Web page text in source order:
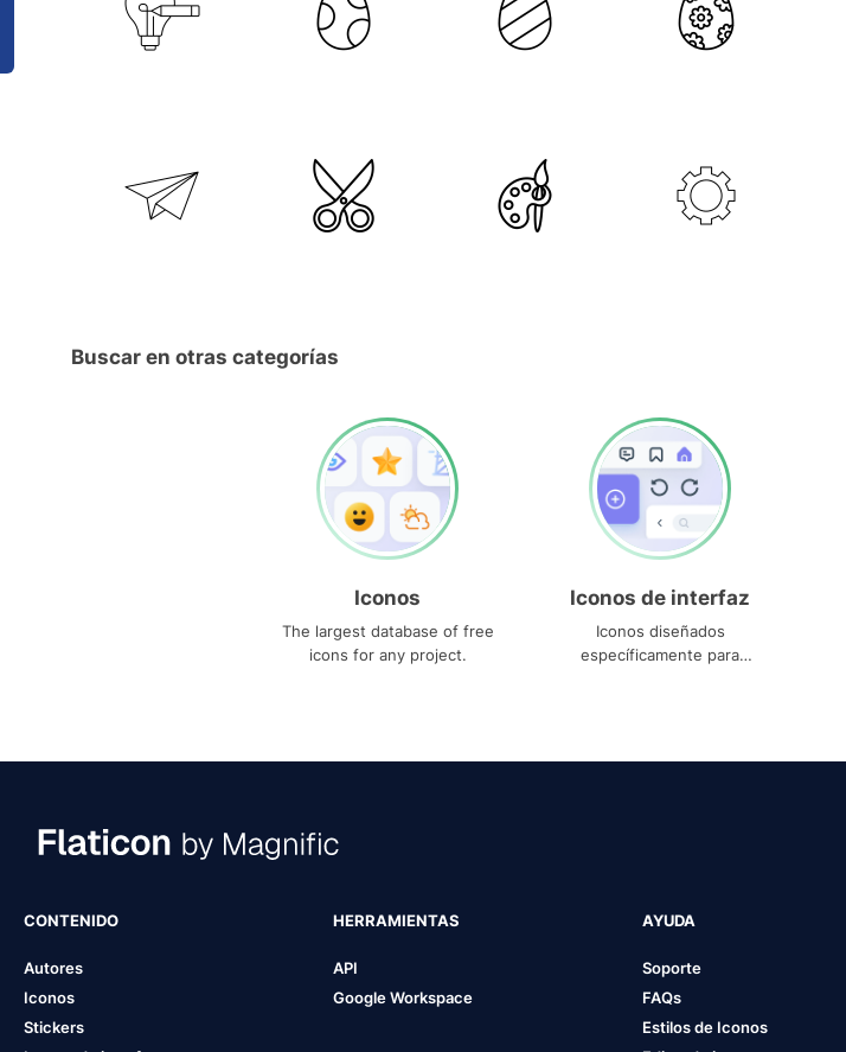
Buscar en otras categorías
Iconos
The largest database of free
icons for any project.
Iconos de interfaz
Iconos diseñados
específicamente para
CONTENIDO
Autores
Iconos
Stickers
HERRAMIENTAS
API
Google Workspace
AYUDA
Soporte
FAQs
Estilos de Iconos